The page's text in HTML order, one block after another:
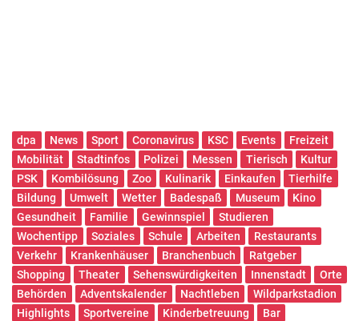
dpa News Sport Coronavirus KSC Events
Freizeit
Mobilität
Stadtinfos Polizei Messen Tierisch
Kultur
PSK
Kombilösung Zoo Kulinarik Einkaufen
Tierhilfe
Bildung
Umwelt Wetter Badespaß Museum
Kino
Gesundheit
Familie Gewinnspiel
Studieren
Wochentipp
Soziales Schule Arbeiten
Restaurants
Verkehr
Krankenhäuser Branchenbuch
Ratgeber
Shopping
Theater Sehenswürdigkeiten Innenstadt
Orte
Behörden
Adventskalender Nachtleben
Wildparkstadion
Highlights
Sportvereine Kinderbetreuung
Bar